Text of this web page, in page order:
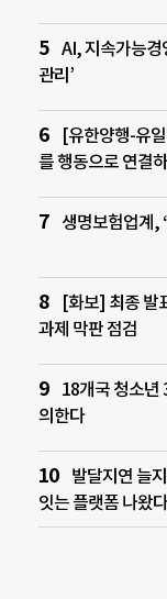
AI, 지속가능경
관리’
[유한양행-유
를 행동으로 연결
생명보험업계,
[화보] 최종 발
과제 막판 점검
18개국 청소년
의한다
발달지연 늘
잇는 플랫폼 나왔다